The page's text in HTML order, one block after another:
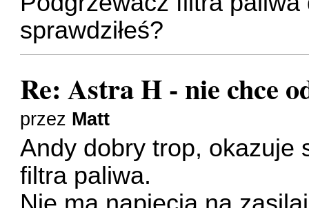
sprawdziłeś?
Re: Astra H - nie chce
przez Matt
Andy dobry trop, okazuje
filtra paliwa.